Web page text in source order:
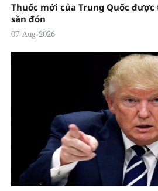
Thuốc mới của Trung Quốc
săn đón
07-Aug-2026